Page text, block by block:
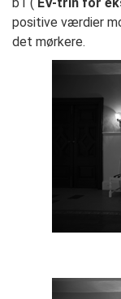
positive værdier
det mørkere.